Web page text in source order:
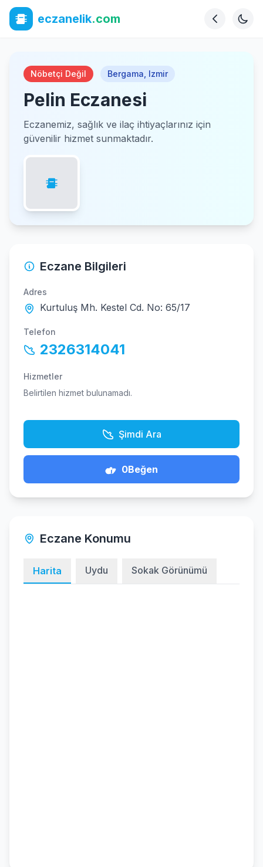
eczanelik.com
Nöbetçi Değil Bergama Izmir
Pelin Eczanesi
Eczanemiz, sağlık ve ilaç ihtiyaçlarınız için
güvenilir hizmet sunmaktadır.
Eczane Bilgileri
Adres
Kurtuluş Mh. Kestel Cd. No: 65/17
Telefon
2326314041
Hizmetler
Belirtilen hizmet bulunamadı.
Şimdi Ara
0Beğen
Eczane Konumu
Harita Uydu Sokak Görünümü